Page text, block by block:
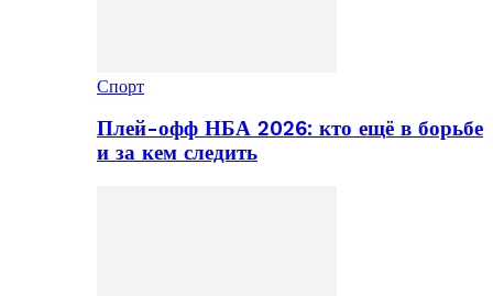
Спорт
Плей-офф НБА 2026: кто ещё в борьбе
и за кем следить